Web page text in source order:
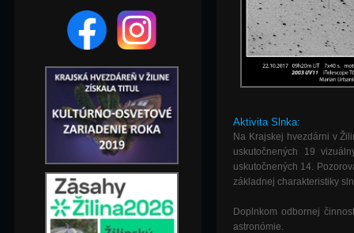
Aktivita Slnka:
Na Krajskej hvezdárni v
uskutočnených 19
uskutočnených 14.
základnej charakteristiky
Doplnkom odbornej
astronómie.